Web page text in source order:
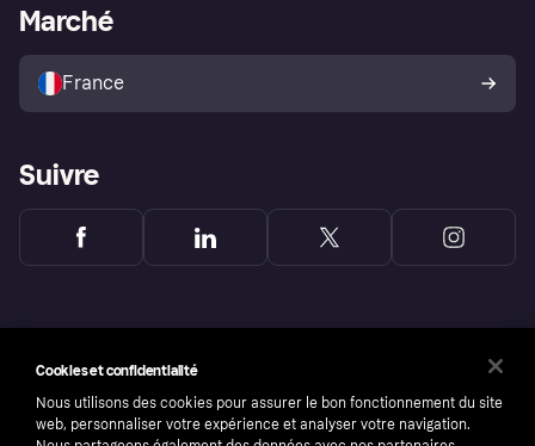
Explorez les magasins
Politique de protection de
l’acheteur Klarna
Portail Marchand
Marché
France
Suivre
Cookies et confidentialité
Nous utilisons des cookies pour assurer le bon fonctionnement du site
web, personnaliser votre expérience et analyser votre navigation.